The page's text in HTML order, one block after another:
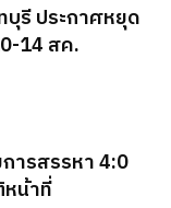
รี ประกาศหยุด
14 สค.
ารสรรหา 4:0
น้าที่